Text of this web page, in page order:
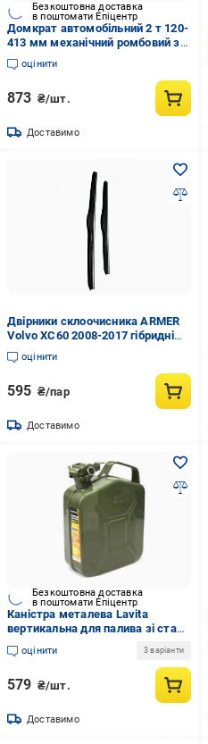
Безкоштовна доставка
в поштомати Епіцентр
Домкрат автомобільний 2 т 120-
413 мм механічний ромбовий за
резиновою подушкою та
ручкою CarLife (SJ224)
оцінити
873 ₴/шт.
Доставимо
Двірники склоочисника ARMER
Volvo XC60 2008-2017 гібридні
щітки 650х500 мм комплект 2
шт. (744119092)
оцінити
595 ₴/пар
Доставимо
Безкоштовна доставка
в поштомати Епіцентр
Каністра металева Lavita
вертикальна для палива зі сталі
0,8 мм 5 л (LA KM1005)
оцінити 3 варіанти
579 ₴/шт.
Доставимо